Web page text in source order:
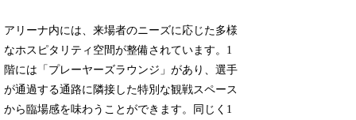
アリーナ内には、来場者のニーズに応じた多様
なホスピタリティ空間が整備されています。1
階には「プレーヤーズラウンジ」があり、選手
が通過する通路に隣接した特別な観戦スペース
から臨場感を味わうことができます。同じく1